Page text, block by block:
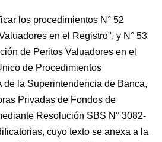
los procedimientos N° 52
en el Registro", y N° 53
de Peritos Valuadores en el
de Procedimientos
de la Superintendencia de Banca,
Privadas de Fondos de
Resolución SBS N° 3082-
cuyo texto se anexa a la